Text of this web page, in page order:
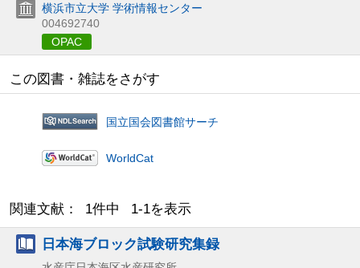
横浜市立大学 学術情報センター
004692740
OPAC
この図書・雑誌をさがす
国立国会図書館サーチ
WorldCat
関連文献： 1件中 1-1を表示
日本海ブロック試験研究集録